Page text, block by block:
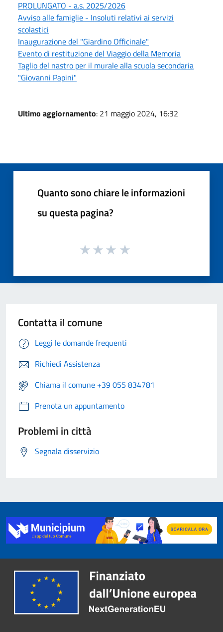
PROLUNGATO - a.s. 2025/2026
Avviso alle famiglie - Insoluti relativi ai servizi
scolastici
Inaugurazione del "Giardino Officinale"
Evento di restituzione del Viaggio della Memoria
Taglio del nastro per il murale alla scuola secondaria
"Giovanni Papini"
Ultimo aggiornamento: 21 maggio 2024, 16:32
Quanto sono chiare le informazioni
su questa pagina?
Contatta il comune
Leggi le domande frequenti
Richiedi Assistenza
Chiama il comune +39 055 834781
Prenota un appuntamento
Problemi in città
Segnala disservizio